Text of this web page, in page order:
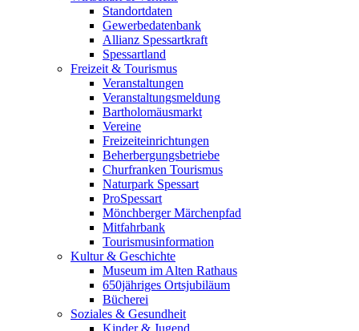
Standortdaten
Gewerbedatenbank
Allianz Spessartkraft
Spessartland
Freizeit & Tourismus
Veranstaltungen
Veranstaltungsmeldung
Bartholomäusmarkt
Vereine
Freizeiteinrichtungen
Beherbergungsbetriebe
Churfranken Tourismus
Naturpark Spessart
ProSpessart
Mönchberger Märchenpfad
Mitfahrbank
Tourismusinformation
Kultur & Geschichte
Museum im Alten Rathaus
650jähriges Ortsjubiläum
Bücherei
Soziales & Gesundheit
Kinder & Jugend